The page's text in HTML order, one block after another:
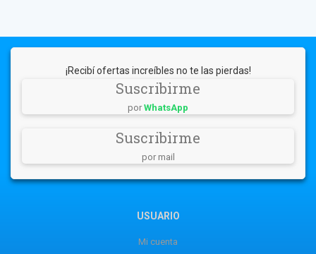
¡Recibí ofertas increíbles no te las pierdas!
Suscribirme
por WhatsApp
Suscribirme
por mail
USUARIO
Mi cuenta